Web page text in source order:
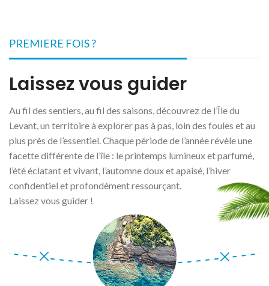
PREMIERE FOIS ?
Laissez vous guider
Au fil des sentiers, au fil des saisons, découvrez de l’Île du
Levant, un territoire à explorer pas à pas, loin des foules et au
plus près de l’essentiel. Chaque période de l’année révèle une
facette différente de l’île : le printemps lumineux et parfumé,
l’été éclatant et vivant, l’automne doux et apaisé, l’hiver
confidentiel et profondément ressourçant.
Laissez vous guider !